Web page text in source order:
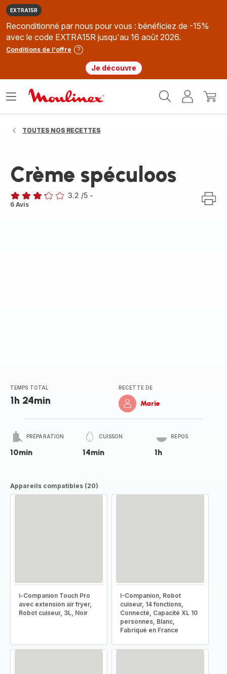
EXTRA15R
Reconditionné par nous pour vous : bénéficiez de -15%
avec le code EXTRA15R jusqu'au 16 août 2026.
Conditions de l'offre
Je découvre
MonMon
Ouvrir
TOUTES NOS RECETTES
Crème spéculoos
ratings.3.2
3.2 /5 -
6 Avis
TEMPS TOTAL
1h 24min
RECETTE DE
Marie
PRÉPARATION
10min
CUISSON
14min
REPOS
1h
Appareils compatibles (20)
i-Companion Touch Pro
avec extension air fryer,
Robot cuiseur, 3L, Noir
I-Companion, Robot
cuiseur, 14 fonctions,
Connecté, Capacité XL 10
personnes, Blanc,
Fabriqué en France